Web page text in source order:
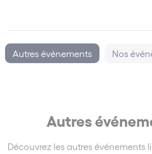
Autres événements Nos
Autres
Découvrez les autres événements